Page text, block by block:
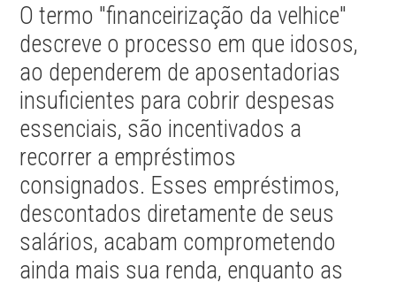
O termo "financeirização da velhice"
descreve o processo em que idosos,
ao dependerem de aposentadorias
insuficientes para cobrir despesas
essenciais, são incentivados a
recorrer a empréstimos
consignados. Esses empréstimos,
descontados diretamente de seus
salários, acabam comprometendo
ainda mais sua renda, enquanto as